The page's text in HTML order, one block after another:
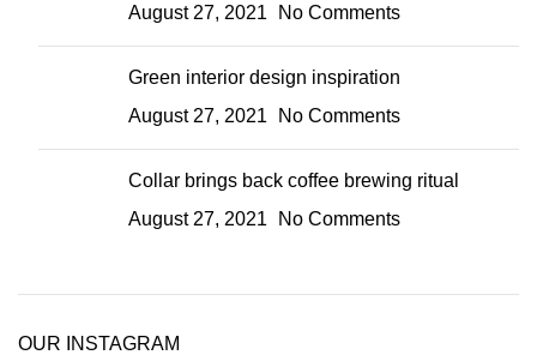
August 27, 2021
No Comments
Green interior design inspiration
August 27, 2021
No Comments
Collar brings back coffee brewing ritual
August 27, 2021
No Comments
OUR INSTAGRAM